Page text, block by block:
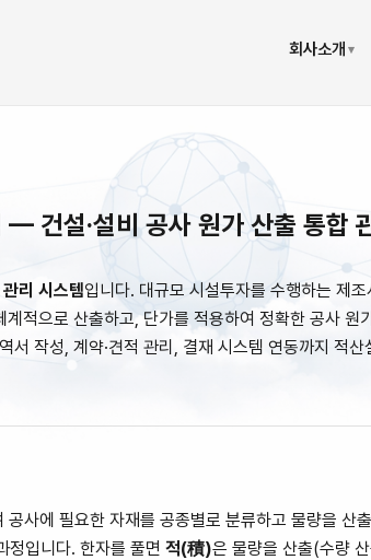
회사소개 ▾
건설·설비 공사 원가 산출 통합
리 시스템입니다. 대규모 시설투자를 수행하는 제조
적으로 산출하고, 단가를 적용하여 정확한 공사 원
서 작성, 계약·견적 관리, 결재 시스템 연동까지 적
공사에 필요한 자재를 공종별로 분류하고 물량을 산
정입니다. 한자를 풀면 적(積)은 물량을 산출(수량